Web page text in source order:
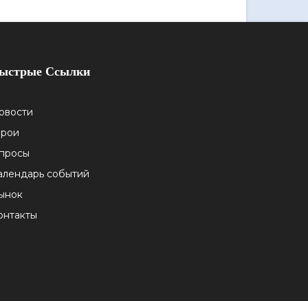
Ссылки
событий